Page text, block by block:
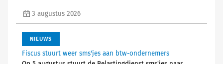
3 augustus 2026
NIEUWS
Fiscus stuurt weer sms'jes aan btw-ondernemers